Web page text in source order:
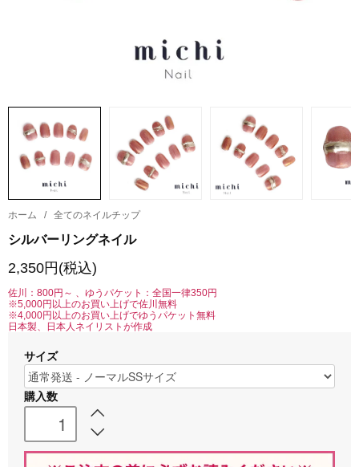
ホーム / 全てのネイルチップ
シルバーリングネイル
2,350円(税込)
佐川：800円～ 、ゆうパケット：全国一律350円
※5,000円以上のお買い上げで佐川無料
※4,000円以上のお買い上げでゆうパケット無料
日本製、日本人ネイリストが作成
サイズ
購入数